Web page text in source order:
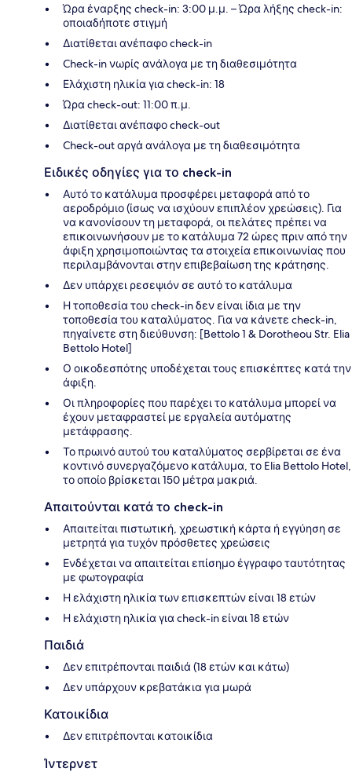
Ώρα έναρξης check-in: 3:00 μ.μ. – Ώρα λήξης check-in:
οποιαδήποτε στιγμή
Διατίθεται ανέπαφο check-in
Check-in νωρίς ανάλογα με τη διαθεσιμότητα
Ελάχιστη ηλικία για check-in: 18
Ώρα check-out: 11:00 π.μ.
Διατίθεται ανέπαφο check-out
Check-out αργά ανάλογα με τη διαθεσιμότητα
Ειδικές οδηγίες για το check-in
Αυτό το κατάλυμα προσφέρει μεταφορά από το
αεροδρόμιο (ίσως να ισχύουν επιπλέον χρεώσεις). Για
να κανονίσουν τη μεταφορά, οι πελάτες πρέπει να
επικοινωνήσουν με το κατάλυμα 72 ώρες πριν από την
άφιξη χρησιμοποιώντας τα στοιχεία επικοινωνίας που
περιλαμβάνονται στην επιβεβαίωση της κράτησης.
Δεν υπάρχει ρεσεψιόν σε αυτό το κατάλυμα
Η τοποθεσία του check-in δεν είναι ίδια με την
τοποθεσία του καταλύματος. Για να κάνετε check-in,
πηγαίνετε στη διεύθυνση: [Bettolo 1 & Dorotheou Str. Elia
Bettolo Hotel]
Ο οικοδεσπότης υποδέχεται τους επισκέπτες κατά την
άφιξη.
Οι πληροφορίες που παρέχει το κατάλυμα μπορεί να
έχουν μεταφραστεί με εργαλεία αυτόματης
μετάφρασης.
Το πρωινό αυτού του καταλύματος σερβίρεται σε ένα
κοντινό συνεργαζόμενο κατάλυμα, το Elia Bettolo Hotel,
το οποίο βρίσκεται 150 μέτρα μακριά.
Απαιτούνται κατά το check-in
Απαιτείται πιστωτική, χρεωστική κάρτα ή εγγύηση σε
μετρητά για τυχόν πρόσθετες χρεώσεις
Ενδέχεται να απαιτείται επίσημο έγγραφο ταυτότητας
με φωτογραφία
Η ελάχιστη ηλικία των επισκεπτών είναι 18 ετών
Η ελάχιστη ηλικία για check-in είναι 18 ετών
Παιδιά
Δεν επιτρέπονται παιδιά (18 ετών και κάτω)
Δεν υπάρχουν κρεβατάκια για μωρά
Κατοικίδια
Δεν επιτρέπονται κατοικίδια
Ίντερνετ